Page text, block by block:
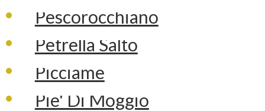
Pescorocchiano
Petrella Salto
Picciame
Pie' Di Moggio